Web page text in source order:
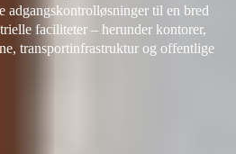
adgangskontrolløsninger til en bred
faciliteter – herunder kontorer,
transportinfrastruktur og offentlige